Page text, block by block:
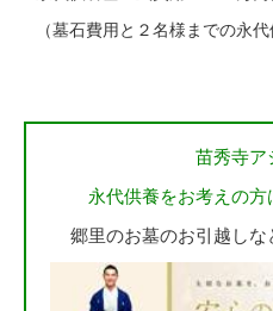
（墓石費用と２名様までの永代
苗秀寺ア
永代供養をお考えの方
郷里のお墓のお引越し